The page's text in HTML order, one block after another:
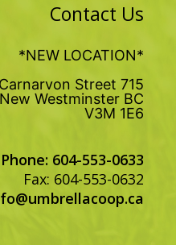
Contact Us
*NEW LOCATION*
715 Carnarvon Street
New Westminster BC
V3M 1E6
Phone: 604-553-0633
Fax: 604-553-0632